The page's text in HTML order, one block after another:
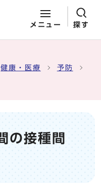
メニュー 探す
健康・医療 予防
の接種間